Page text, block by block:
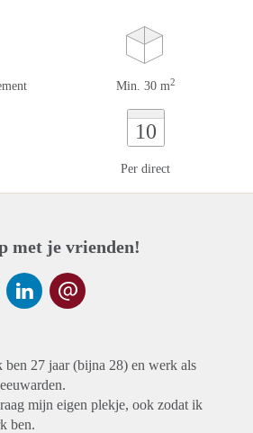
Min. 30 m2
10
Per direct
met je vrienden!
27 jaar (bijna 28) en werk als
mijn eigen plekje, ook zodat ik
ben.